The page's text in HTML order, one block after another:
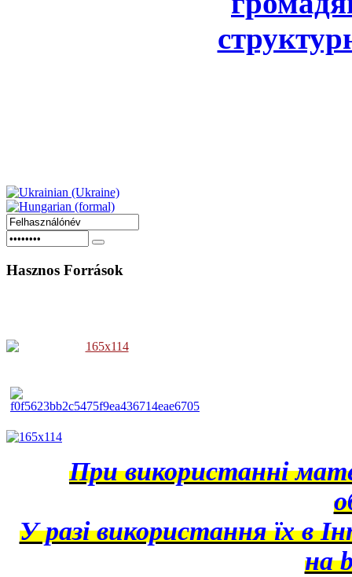
Hasznos Források
При використанні
У разі використання їх в
на